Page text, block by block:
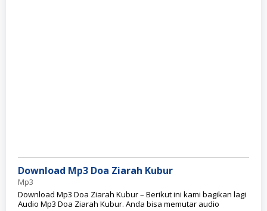
Download Mp3 Doa Ziarah Kubur
Mp3
Download Mp3 Doa Ziarah Kubur – Berikut ini kami bagikan lagi
Audio Mp3 Doa Ziarah Kubur. Anda bisa memutar audio